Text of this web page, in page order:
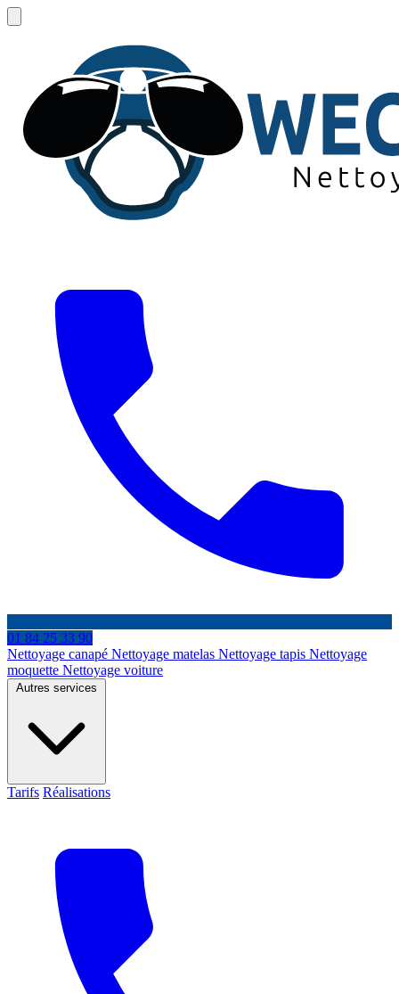
01 84 25 33 90
Nettoyage canapé Nettoyage matelas Nettoyage tapis Nettoyage
moquette Nettoyage voiture
Autres services
Tarifs Réalisations